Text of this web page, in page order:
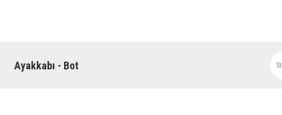
Ayakkabı - Bot